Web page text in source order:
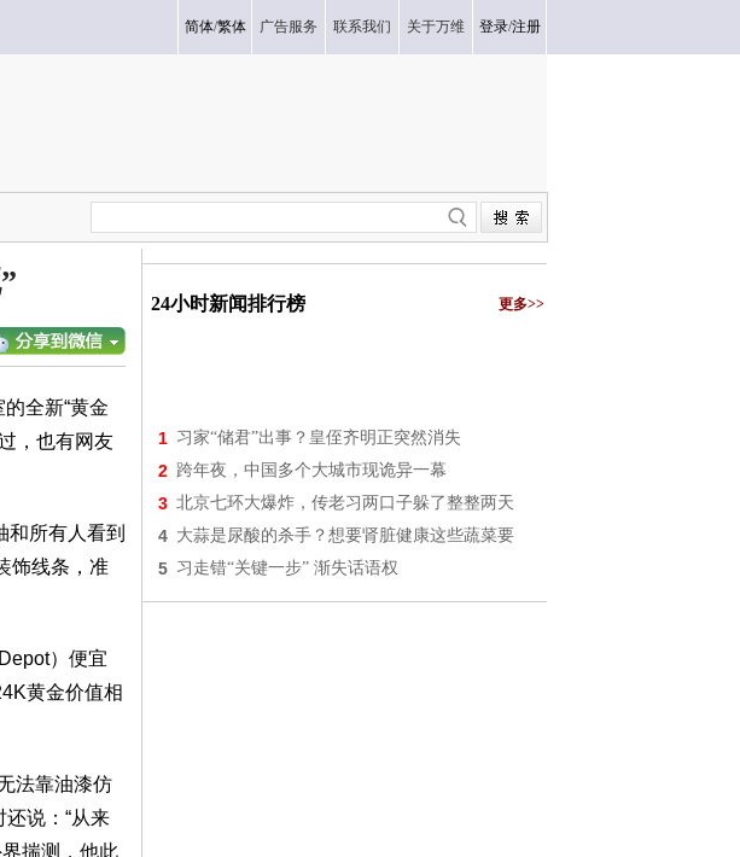
简体/繁体 广告服务 联系我们 关于万维 登录/注册
全新“黄金
，也有网友
和所有人看到
饰线条，准
）便宜
黄金价值相
法靠油漆仿
说：“从来
揣测，他此
24小时新闻排行榜 更多>>
1 习家“储君”出事？皇侄齐明正突然消失
2 跨年夜，中国多个大城市现诡异一幕
3 北京七环大爆炸，传老习两口子躲了整整两天
4 大蒜是尿酸的杀手？想要肾脏健康这些蔬菜要
5 习走错“关键一步” 渐失话语权